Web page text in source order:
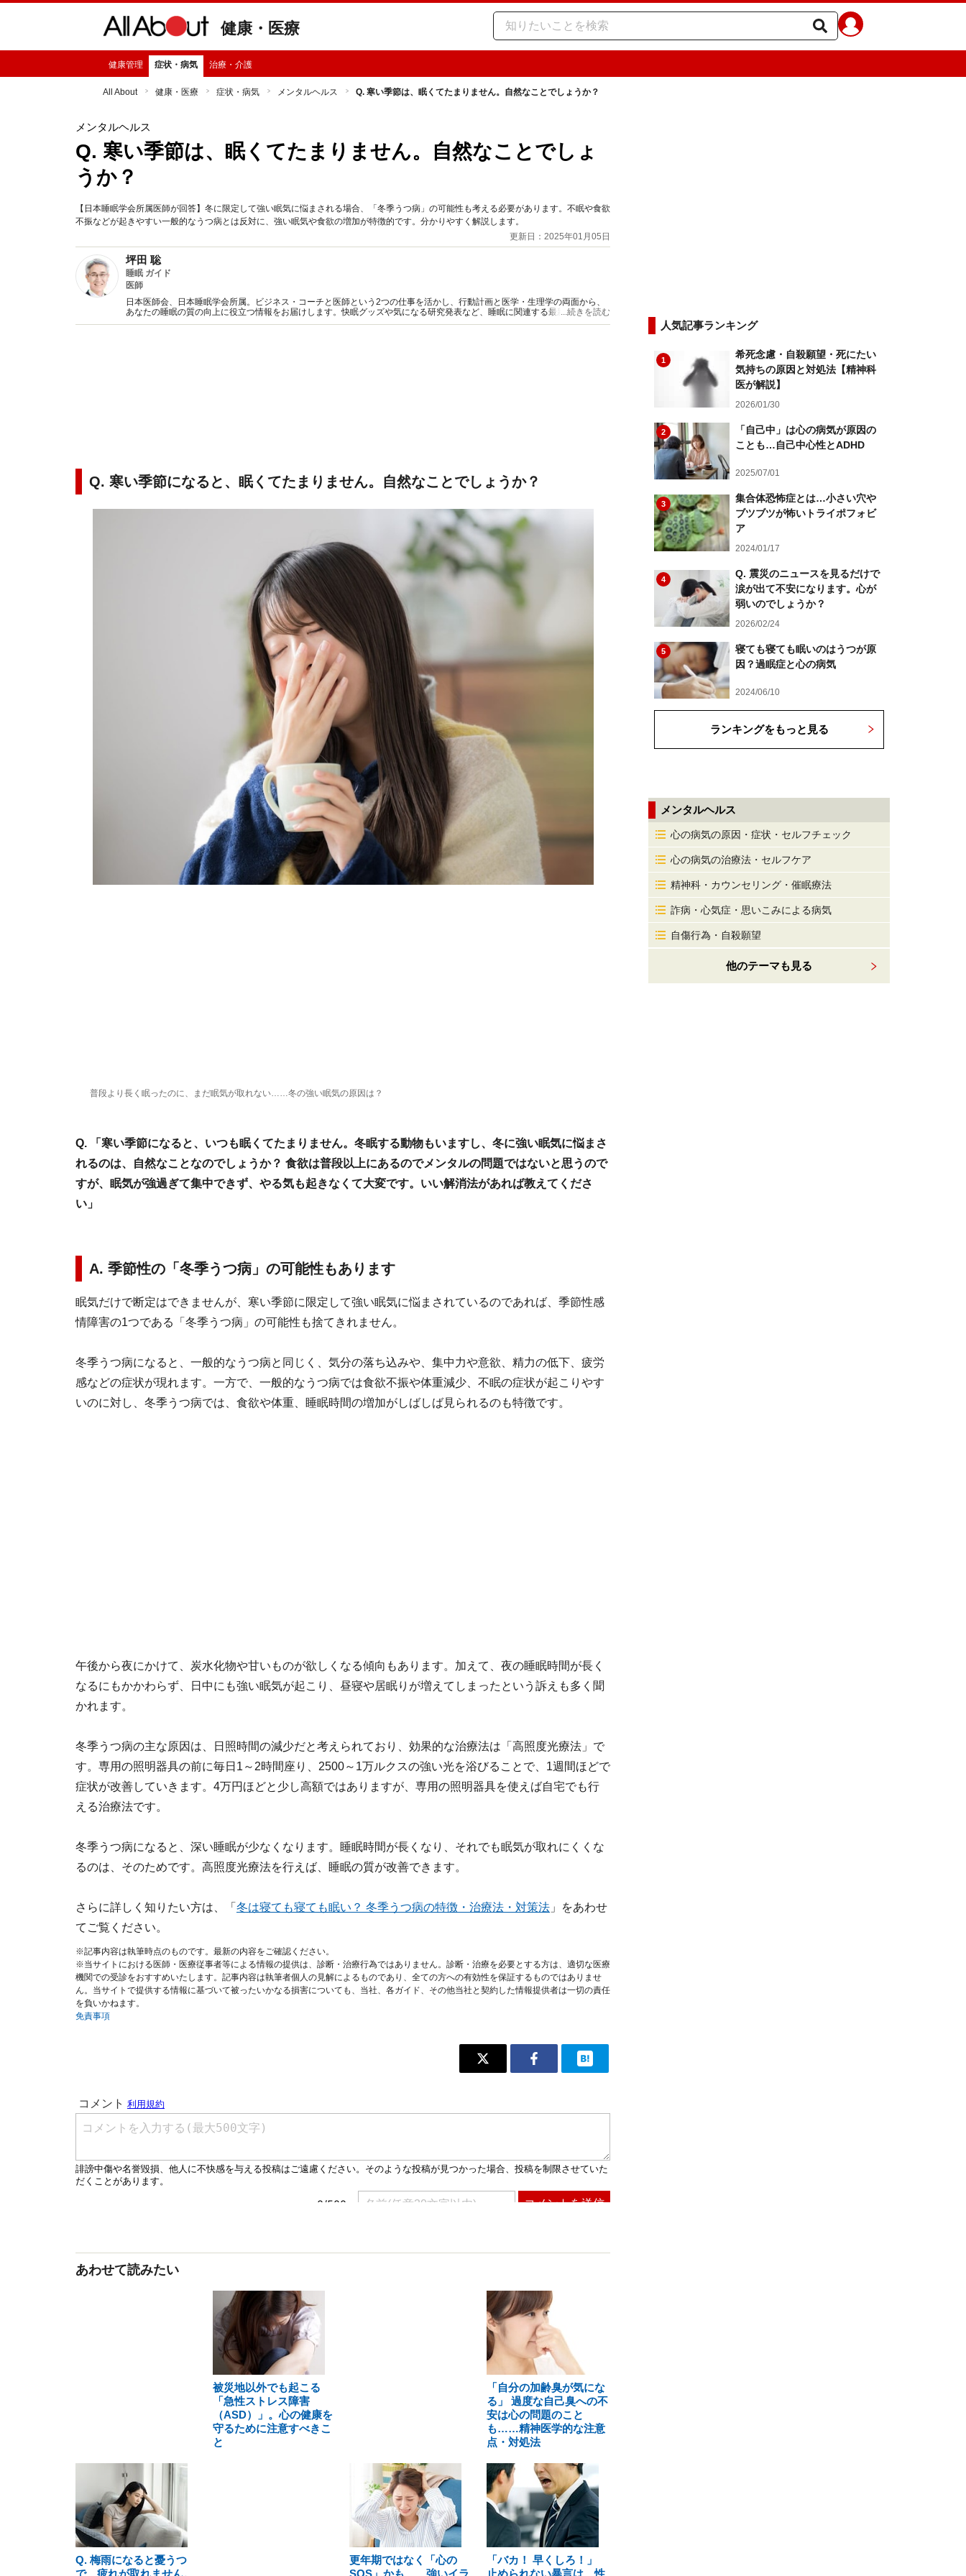
健康・医療
健康管理 症状・病気 治療・介護
All About 健康・医療 症状・病気 メンタルヘルス Q. 寒い季節は、眠くてたまりません。自然なことでしょうか？
メンタルヘルス
Q. 寒い季節は、眠くてたまりません。自然なことでしょ
うか？
【日本睡眠学会所属医師が回答】冬に限定して強い眠気に悩まされる場合、「冬季うつ病」の可能性も考える必要があります。不眠や食欲
不振などが起きやすい一般的なうつ病とは反対に、強い眠気や食欲の増加が特徴的です。分かりやすく解説します。
更新日：2025年01月05日
坪田 聡
睡眠 ガイド
医師
日本医師会、日本睡眠学会所属。ビジネス・コーチと医師という2つの仕事を活かし、行動計画と医学・生理学の両面から、
あなたの睡眠の質の向上に役立つ情報をお届けします。快眠グッズや気になる研究発表など、睡眠に関連する最新情報も豊富
にご紹介します。
...続きを読む
Q. 寒い季節になると、眠くてたまりません。自然なことでしょうか？
普段より長く眠ったのに、まだ眠気が取れない……冬の強い眠気の原因は？
Q. 「寒い季節になると、いつも眠くてたまりません。冬眠する動物もいますし、冬に強い眠気に悩まさ
れるのは、自然なことなのでしょうか？ 食欲は普段以上にあるのでメンタルの問題ではないと思うので
すが、眠気が強過ぎて集中できず、やる気も起きなくて大変です。いい解消法があれば教えてくださ
い」
A. 季節性の「冬季うつ病」の可能性もあります
眠気だけで断定はできませんが、寒い季節に限定して強い眠気に悩まされているのであれば、季節性感
情障害の1つである「冬季うつ病」の可能性も捨てきれません。
冬季うつ病になると、一般的なうつ病と同じく、気分の落ち込みや、集中力や意欲、精力の低下、疲労
感などの症状が現れます。一方で、一般的なうつ病では食欲不振や体重減少、不眠の症状が起こりやす
いのに対し、冬季うつ病では、食欲や体重、睡眠時間の増加がしばしば見られるのも特徴です。
午後から夜にかけて、炭水化物や甘いものが欲しくなる傾向もあります。加えて、夜の睡眠時間が長く
なるにもかかわらず、日中にも強い眠気が起こり、昼寝や居眠りが増えてしまったという訴えも多く聞
かれます。
冬季うつ病の主な原因は、日照時間の減少だと考えられており、効果的な治療法は「高照度光療法」で
す。専用の照明器具の前に毎日1～2時間座り、2500～1万ルクスの強い光を浴びることで、1週間ほどで
症状が改善していきます。4万円ほどと少し高額ではありますが、専用の照明器具を使えば自宅でも行
える治療法です。
冬季うつ病になると、深い睡眠が少なくなります。睡眠時間が長くなり、それでも眠気が取れにくくな
るのは、そのためです。高照度光療法を行えば、睡眠の質が改善できます。
さらに詳しく知りたい方は、「 冬は寝ても寝ても眠い？ 冬季うつ病の特徴・治療法・対策法 」をあわせ
てご覧ください。
※記事内容は執筆時点のものです。最新の内容をご確認ください。
※当サイトにおける医師・医療従事者等による情報の提供は、診断・治療行為ではありません。診断・治療を必要とする方は、適切な医療
機関での受診をおすすめいたします。記事内容は執筆者個人の見解によるものであり、全ての方への有効性を保証するものではありませ
ん。当サイトで提供する情報に基づいて被ったいかなる損害についても、当社、各ガイド、その他当社と契約した情報提供者は一切の責任
を負いかねます。
免責事項
あわせて読みたい
被災地以外でも起こる
「急性ストレス障害
（ASD）」。心の健康を
守るために注意すべきこ
と
「自分の加齢臭が気にな
る」 過度な自己臭への不
安は心の問題のこと
も……精神医学的な注意
点・対処法
Q. 梅雨になると憂うつ
で、疲れが取れません。
更年期ではなく「心の
SOS」かも……強いイラ
「バカ！ 早くしろ！」
止められない暴言は、性
人気記事ランキング
1
希死念慮・自殺願望・死にたい
気持ちの原因と対処法【精神科
医が解説】
2026/01/30
2
「自己中」は心の病気が原因の
ことも…自己中心性とADHD
2025/07/01
3
集合体恐怖症とは…小さい穴や
ブツブツが怖いトライポフォビ
ア
2024/01/17
4
Q. 震災のニュースを見るだけで
涙が出て不安になります。心が
弱いのでしょうか？
2026/02/24
5
寝ても寝ても眠いのはうつが原
因？過眠症と心の病気
2024/06/10
ランキングをもっと見る
メンタルヘルス
心の病気の原因・症状・セルフチェック
心の病気の治療法・セルフケア
精神科・カウンセリング・催眠療法
詐病・心気症・思いこみによる病気
自傷行為・自殺願望
他のテーマも見る